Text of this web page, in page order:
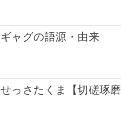
ギャグの語源・由来
せっさたくま【切磋琢